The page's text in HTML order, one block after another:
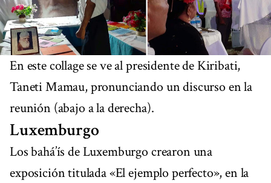
En este collage se ve al presidente de Kiribati,
Taneti Mamau, pronunciando un discurso en la
reunión (abajo a la derecha).
Luxemburgo
Los bahá’ís de Luxemburgo crearon una
exposición titulada «El ejemplo perfecto», en la